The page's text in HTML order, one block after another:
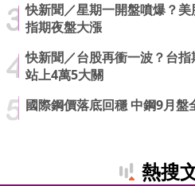
快新聞／星期一開盤噴爆？
指期夜盤大漲
快新聞／台股再衝一波？台指
站上4萬5大關
國際鋼價落底回穩 中鋼9月盤
熱搜